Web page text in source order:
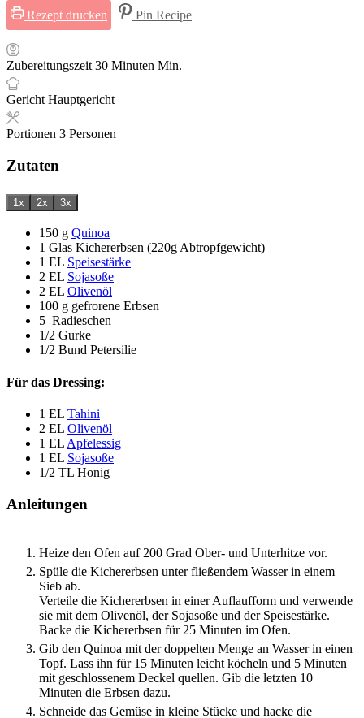
Rezept drucken Pin Recipe
Zubereitungszeit 30 Minuten Min.
Gericht Hauptgericht
Portionen 3 Personen
Zutaten
1x 2x 3x
150 g Quinoa
1 Glas Kichererbsen (220g Abtropfgewicht)
1 EL Speisestärke
2 EL Sojasoße
2 EL Olivenöl
100 g gefrorene Erbsen
5 Radieschen
1/2 Gurke
1/2 Bund Petersilie
Für das Dressing:
1 EL Tahini
2 EL Olivenöl
1 EL Apfelessig
1 EL Sojasoße
1/2 TL Honig
Anleitungen
Heize den Ofen auf 200 Grad Ober- und Unterhitze vor.
Spüle die Kichererbsen unter fließendem Wasser in einem
Sieb ab.
Verteile die Kichererbsen in einer Auflaufform und verwende
sie mit dem Olivenöl, der Sojasoße und der Speisestärke.
Backe die Kichererbsen für 25 Minuten im Ofen.
Gib den Quinoa mit der doppelten Menge an Wasser in einen
Topf. Lass ihn für 15 Minuten leicht köcheln und 5 Minuten
mit geschlossenem Deckel quellen. Gib die letzten 10
Minuten die Erbsen dazu.
Schneide das Gemüse in kleine Stücke und hacke die